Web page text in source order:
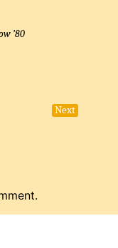
’80
Next